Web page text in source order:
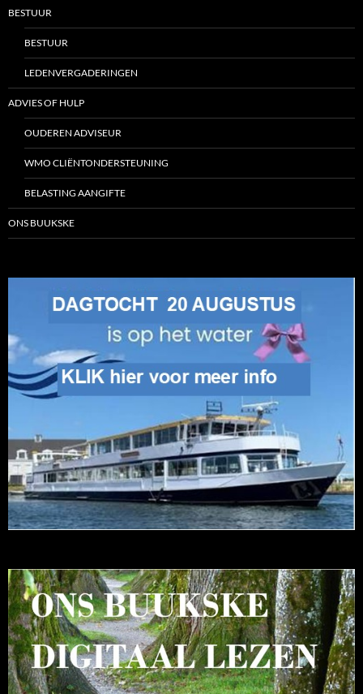
BESTUUR
BESTUUR
LEDENVERGADERINGEN
ADVIES OF HULP
OUDEREN ADVISEUR
WMO CLIËNTONDERSTEUNING
BELASTING AANGIFTE
ONS BUUKSKE